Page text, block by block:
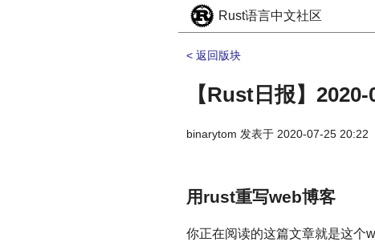
Rust语言中文社区
< 返回版块
【Rust日报】
binarytom 发表于 2020-07-25 20:22
用rust重写web博客
你正在阅读的这篇文章就是这个